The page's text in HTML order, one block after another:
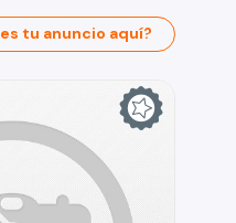
tu anuncio aquí?